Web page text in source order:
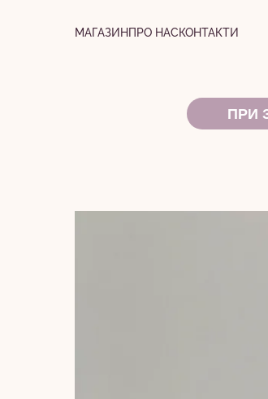
МАГАЗИНПРО НАСКОНТАКТИ
ПРИ